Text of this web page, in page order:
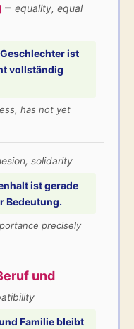
– equality, equal
ist
vollständig
has not yet
solidarity
ist gerade
Bedeutung.
precisely
und
Familie bleibt